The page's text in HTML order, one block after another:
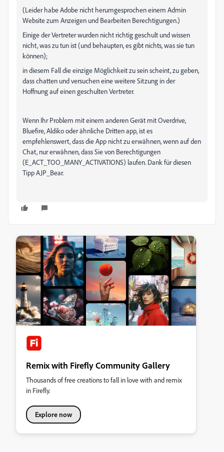
(Leider habe Adobe nicht herumgesprochen einem Admin
Website zum Anzeigen und Bearbeiten Berechtigungen.)
Einige der Vertreter wurden nicht richtig geschult und wissen
nicht, was zu tun ist (und behaupten, es gibt nichts, was sie tun
können);
in diesem Fall die einzige Möglichkeit zu sein scheint, zu geben,
dass chatten und versuchen eine weitere Sitzung in der
Hoffnung auf einen geschulten Vertreter.
Wenn Ihr Problem mit einem anderen Gerät mit Overdrive,
Bluefire, Aldiko oder ähnliche Dritten app, ist es
empfehlenswert, dass die App nicht zu erwähnen, wenn auf den
Chat, nur erwähnen, dass Sie von Berechtigungen
(E_ACT_TOO_MANY_ACTIVATIONS) laufen. Dank für diesen
Tipp AJP_Bear.
Remix with Firefly Community Gallery
Thousands of free creations to fall in love with and remix
in Firefly.
Explore now